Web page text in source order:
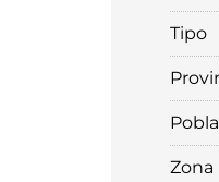
Tipo
Zona